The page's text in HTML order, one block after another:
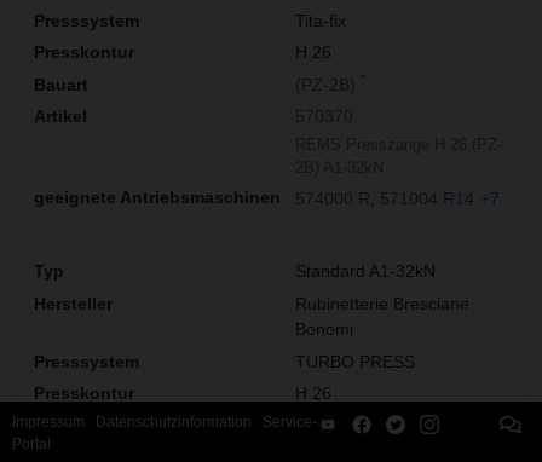
Tita-fix
H 26
(PZ-2B)
570370
574000 R 571004 R14 +7
Standard A1-32kN
Rubinetterie Bresciane
Bonomi
TURBO PRESS
H 26
(PZ-2B) *
Impressum Datenschutzinformation
Service-
Portal